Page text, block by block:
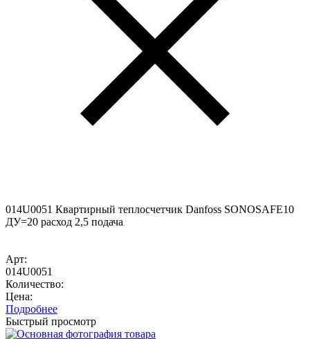
014U0051 Квартирный теплосчетчик Danfoss SONOSAFE10
ДУ=20 расход 2,5 подача
Арт:
014U0051
Количество:
Цена:
Подробнее
Быстрый просмотр